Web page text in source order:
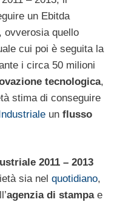
un Ebitda
ovverosia quello
cui poi è seguita la
i circa 50 milioni
tecnologica,
stima di conseguire
un flusso
2011 – 2013
sia nel quotidiano,
agenzia di stampae